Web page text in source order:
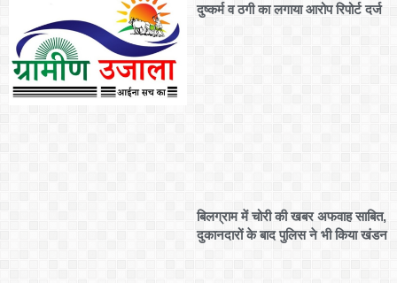
दुष्कर्म व ठगी का लगाया आरोप रिपोर्ट दर्ज
बिलग्राम में चोरी की खबर अफवाह साबित,
दुकानदारों के बाद पुलिस ने भी किया खंडन